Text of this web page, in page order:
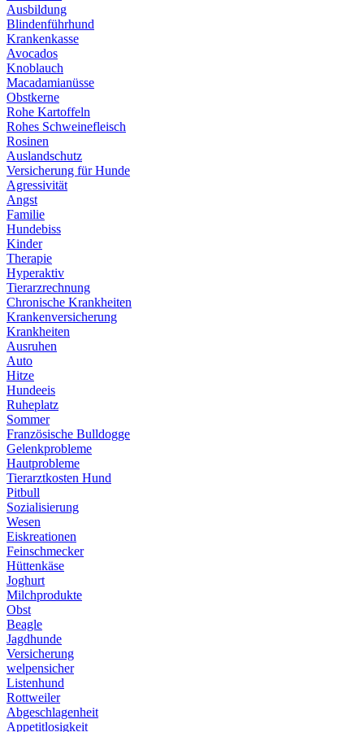
Ausbildung
Blindenführhund
Krankenkasse
Avocados
Knoblauch
Macadamianüsse
Obstkerne
Rohe Kartoffeln
Rohes Schweinefleisch
Rosinen
Auslandschutz
Versicherung für Hunde
Agressivität
Angst
Familie
Hundebiss
Kinder
Therapie
Hyperaktiv
Tierarzrechnung
Chronische Krankheiten
Krankenversicherung
Krankheiten
Ausruhen
Auto
Hitze
Hundeeis
Ruheplatz
Sommer
Französische Bulldogge
Gelenkprobleme
Hautprobleme
Tierarztkosten Hund
Pitbull
Sozialisierung
Wesen
Eiskreationen
Feinschmecker
Hüttenkäse
Joghurt
Milchprodukte
Obst
Beagle
Jagdhunde
Versicherung
welpensicher
Listenhund
Rottweiler
Abgeschlagenheit
Appetitlosigkeit